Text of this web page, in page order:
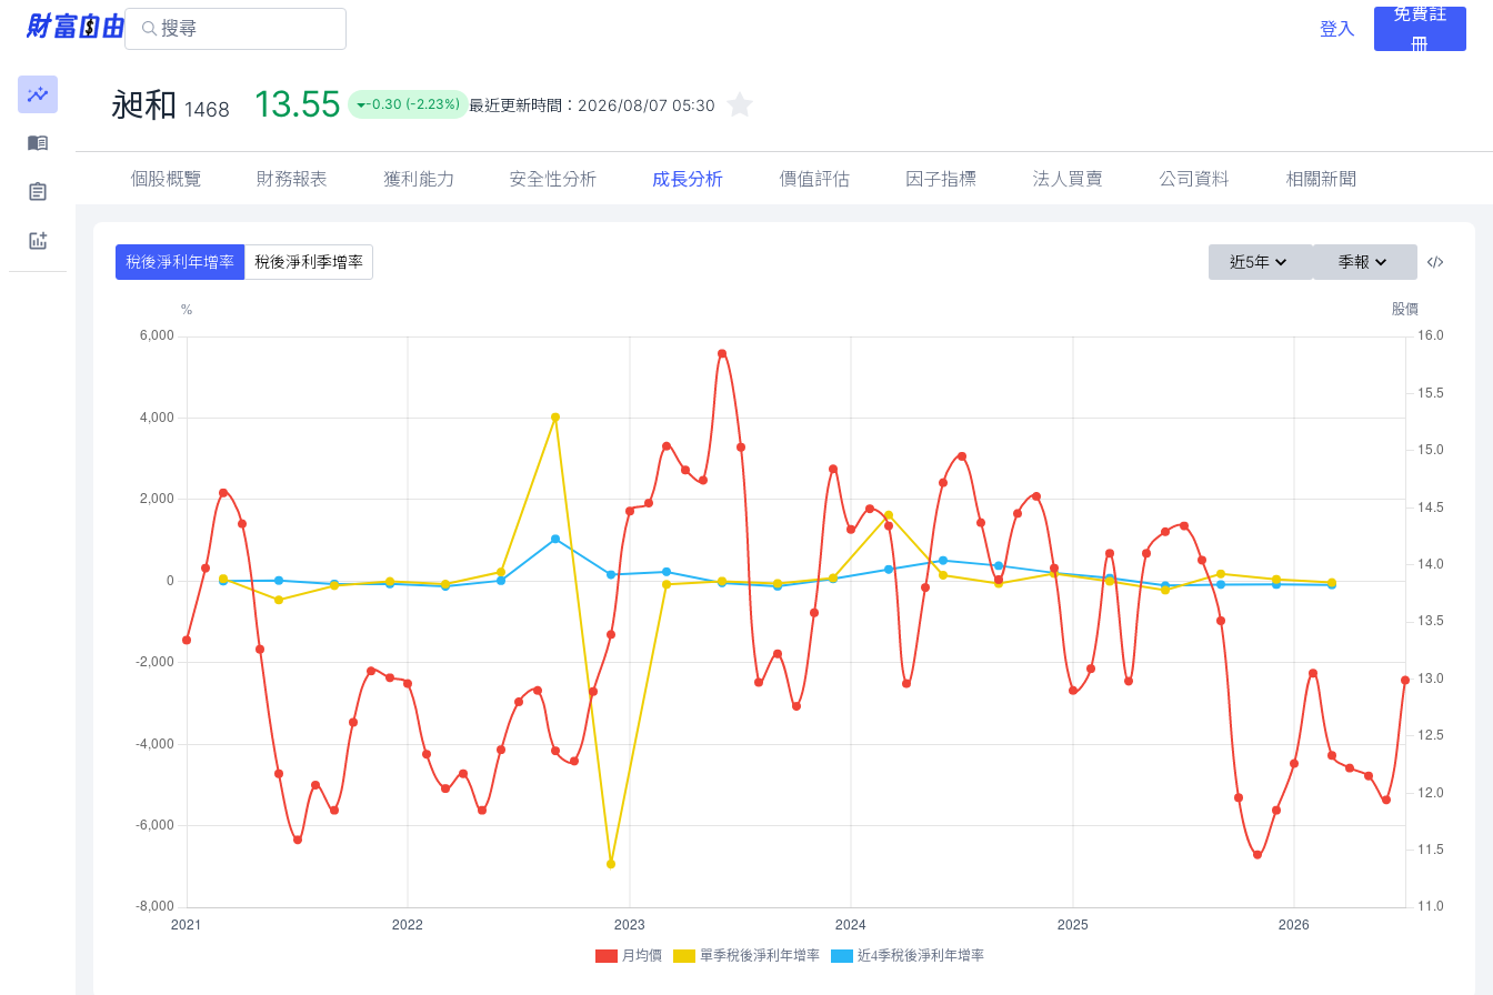
登入
免費註
冊
昶和 1468 13.55 -0.30 (-2.23%) 最近更新時間： 2026/08/07 05:30
個股概覽 財務報表 獲利能力 安全性分析 成長分析 價值評估 因子指標 法人買賣 公司資料 相關新聞
稅後淨利年增率 稅後淨利季增率 近5年 季報
月均價 單季稅後淨利年增率 近4季稅後淨利年增率